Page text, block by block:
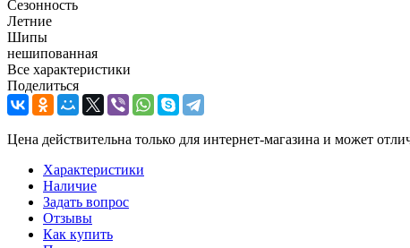
Сезонность
Летние
Шипы
нешипованная
Все характеристики
Поделиться
Цена действительна только для интернет-магазина и может
Характеристики
Наличие
Задать вопрос
Отзывы
Как купить